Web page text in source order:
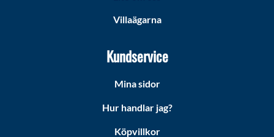
Villaägarna
Kundservice
Mina sidor
Hur handlar jag?
Köpvillkor